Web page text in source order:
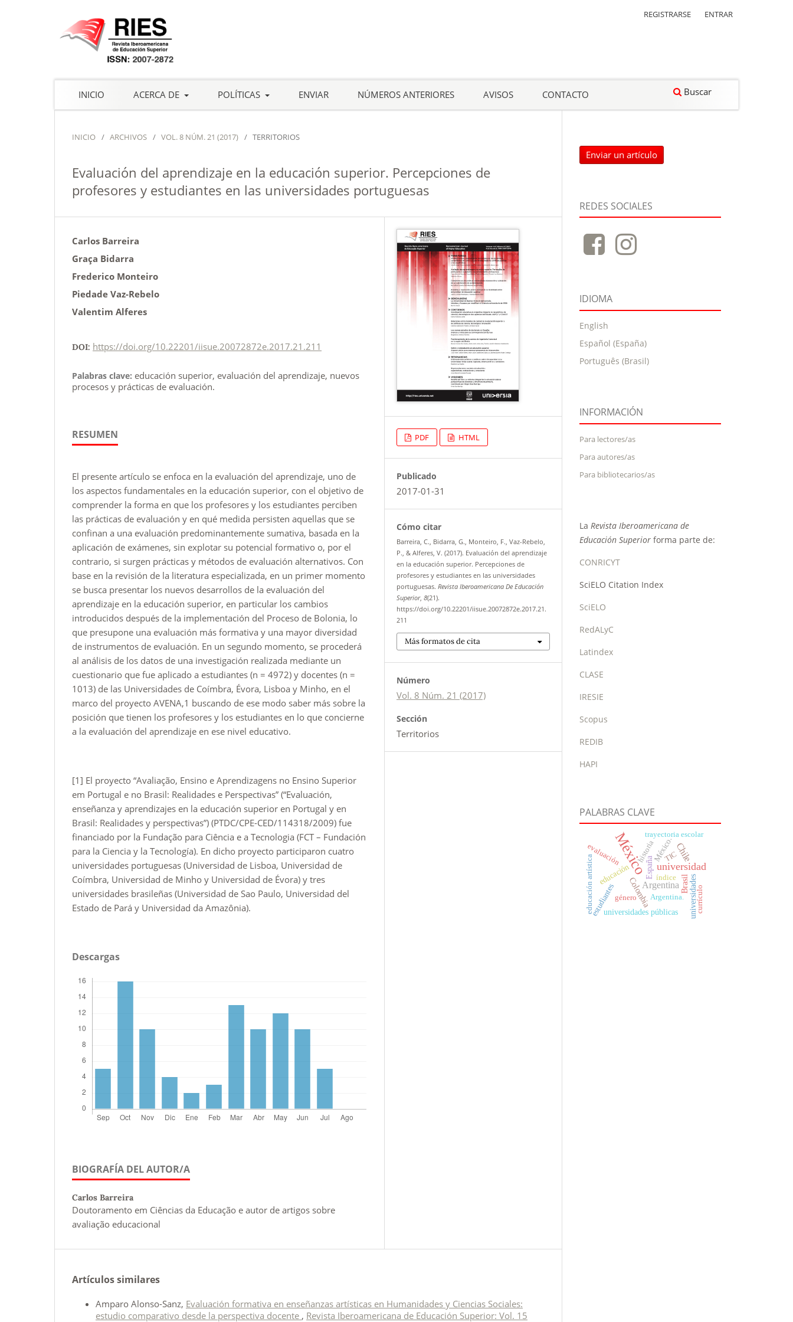
INICIO ACERCA DE POLÍTICAS ENVIAR NÚMEROS ANTERIORES AVISOS CONTACTO Buscar
REGISTRARSE ENTRAR
INICIO / ARCHIVOS / VOL. 8 NÚM. 21 (2017) / TERRITORIOS
Evaluación del aprendizaje en la educación superior. Percepciones de
profesores y estudiantes en las universidades portuguesas
Carlos Barreira
Graça Bidarra
Frederico Monteiro
Piedade Vaz-Rebelo
Valentim Alferes
DOI: https://doi.org/10.22201/iisue.20072872e.2017.21.211
Palabras clave: educación superior, evaluación del aprendizaje, nuevos
procesos y prácticas de evaluación.
RESUMEN
El presente artículo se enfoca en la evaluación del aprendizaje, uno de
los aspectos fundamentales en la educación superior, con el objetivo de
comprender la forma en que los profesores y los estudiantes perciben
las prácticas de evaluación y en qué medida persisten aquellas que se
confinan a una evaluación predominantemente sumativa, basada en la
aplicación de exámenes, sin explotar su potencial formativo o, por el
contrario, si surgen prácticas y métodos de evaluación alternativos. Con
base en la revisión de la literatura especializada, en un primer momento
se busca presentar los nuevos desarrollos de la evaluación del
aprendizaje en la educación superior, en particular los cambios
introducidos después de la implementación del Proceso de Bolonia, lo
que presupone una evaluación más formativa y una mayor diversidad
de instrumentos de evaluación. En un segundo momento, se procederá
al análisis de los datos de una investigación realizada mediante un
cuestionario que fue aplicado a estudiantes (n = 4972) y docentes (n =
1013) de las Universidades de Coímbra, Évora, Lisboa y Minho, en el
marco del proyecto AVENA,1 buscando de ese modo saber más sobre la
posición que tienen los profesores y los estudiantes en lo que concierne
a la evaluación del aprendizaje en ese nivel educativo.
[1] El proyecto “Avaliação, Ensino e Aprendizagens no Ensino Superior
em Portugal e no Brasil: Realidades e Perspectivas” (“Evaluación,
enseñanza y aprendizajes en la educación superior en Portugal y en
Brasil: Realidades y perspectivas”) (PTDC/CPE-CED/114318/2009) fue
financiado por la Fundação para Ciência e a Tecnologia (FCT – Fundación
para la Ciencia y la Tecnología). En dicho proyecto participaron cuatro
universidades portuguesas (Universidad de Lisboa, Universidad de
Coímbra, Universidad de Minho y Universidad de Évora) y tres
universidades brasileñas (Universidad de Sao Paulo, Universidad del
Estado de Pará y Universidad da Amazônia).
Descargas
BIOGRAFÍA DEL AUTOR/A
Carlos Barreira
Doutoramento em Ciências da Educação e autor de artigos sobre
avaliação educacional
PDF HTML
Publicado
2017-01-31
Cómo citar
Barreira, C., Bidarra, G., Monteiro, F., Vaz-Rebelo,
P., & Alferes, V. (2017). Evaluación del aprendizaje
en la educación superior. Percepciones de
profesores y estudiantes en las universidades
portuguesas.Revista Iberoamericana De Educación
Superior,8(21).
https://doi.org/10.22201/iisue.20072872e.2017.21.
211
Más formatos de cita
Número
Vol. 8 Núm. 21 (2017)
Sección
Territorios
Artículos similares
Amparo Alonso-Sanz, Evaluación formativa en enseñanzas artísticas en Humanidades y Ciencias Sociales:
estudio comparativo desde la perspectiva docente , Revista Iberoamericana de Educación Superior: Vol. 15
Enviar un artículo
REDES SOCIALES
IDIOMA
English
Español (España)
Português (Brasil)
INFORMACIÓN
Para lectores/as
Para autores/as
Para bibliotecarios/as
La Revista Iberoamericana de
Educación Superior forma parte de:
CONRICYT
SciELO Citation Index
SciELO
RedALyC
Latindex
CLASE
IRESIE
Scopus
REDIB
HAPI
PALABRAS CLAVE
México universidad
Argentina
Chile
Colombia
España
universidades
Brasil
educación
universidades públicas
estudiantes
México.
género
evaluación
Argentina.
trayectoria escolar
historia
índice
TIC
currículo
educación artística